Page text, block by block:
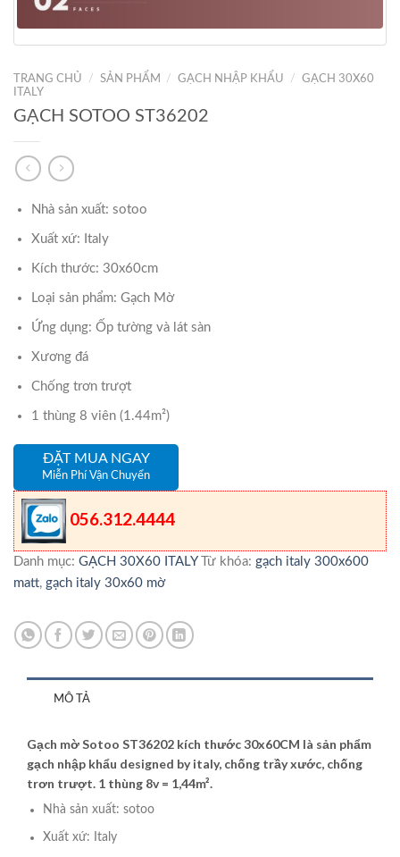
TRANG CHỦ / SẢN PHẨM / GẠCH NHẬP KHẨU /
GẠCH 30X60
ITALY
GẠCH SOTOO ST36202
Nhà sản xuất: sotoo
Xuất xứ: Italy
Kích thước: 30x60cm
Loại sản phẩm: Gạch Mờ
Ứng dụng: Ốp tường và lát sàn
Xương đá
Chống trơn trượt
1 thùng 8 viên (1.44m²)
ĐẶT MUA NGAY
Miễn Phí Vận Chuyển
056.312.4444
Danh mục: GẠCH 30X60 ITALY Từ khóa: gạch italy 300x600
matt, gạch italy 30x60 mờ
MÔ TẢ
Gạch mờ Sotoo ST36202 kích thước 30x60CM là sản phẩm
gạch nhập khẩu designed by italy, chống trầy xước, chống
trơn trượt. 1 thùng 8v = 1,44m².
Nhà sản xuất: sotoo
Xuất xứ: Italy